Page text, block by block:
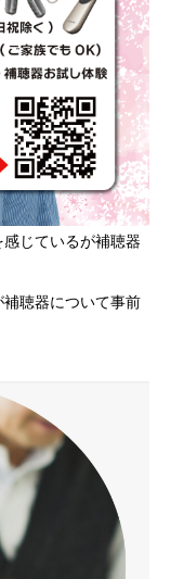
じているが補聴器
聴器について事前